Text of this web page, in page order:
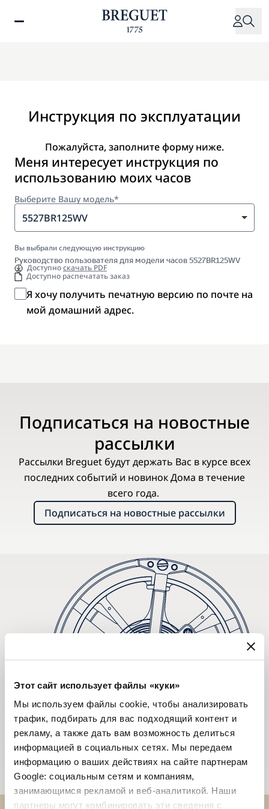
Этот сайт использует файлы «куки»
Мы используем файлы cookie, чтобы анализировать
трафик, подбирать для вас подходящий контент и
рекламу, а также дать вам возможность делиться
информацией в социальных сетях. Мы передаем
информацию о ваших действиях на сайте партнерам
Google: социальным сетям и компаниям,
занимающимся рекламой и веб-аналитикой. Наши
партнеры могут комбинировать эти сведения с
Инструкция по эксплуатации
Пожалуйста, заполните форму ниже.
Меня интересует инструкция по
использованию моих часов
Выберите Вашу модель*
5527BR125WV
Вы выбрали следующую инструкцию
Руководство пользователя для модели часов 5527BR125WV
Доступноскачать PDF
Доступно распечатать заказ
Я хочу получить печатную версию по почте на
мой домашний адрес.
Подписаться на новостные
рассылки
Рассылки Breguet будут держать Вас в курсе всех
последних событий и новинок Дома в течение
всего года.
Подписаться на новостные рассылки